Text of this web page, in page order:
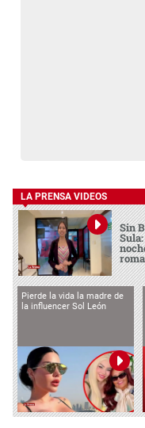
LA PRENSA VIDEOS
Sin
Pierde la vida la madre de
la influencer Sol León